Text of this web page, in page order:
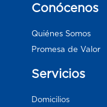
Conócenos
Quiénes Somos
Promesa de Valor
Servicios
Domicilios